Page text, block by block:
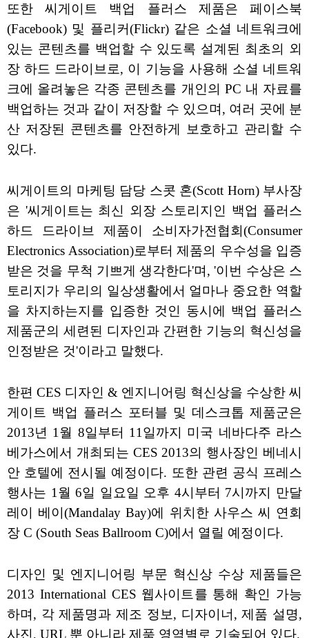
또한 씨게이트 백업 플러스 제품은 페이스북
(Facebook) 및 플리커(Flickr) 같은 소셜 네트워크에
있는 콘텐츠를 백업할 수 있도록 설계된 최초의 외
장 하드 드라이브로, 이 기능을 사용해 소셜 네트워
크에 올려놓은 각종 콘텐츠를 개인의 PC 내 자료를
백업하는 것과 같이 저장할 수 있으며, 여러 곳에 분
산 저장된 콘텐츠를 안전하게 보호하고 관리할 수
있다.
씨게이트의 마케팅 담당 스콧 혼(Scott Horn) 부사장
은 '씨게이트는 최신 외장 스토리지인 백업 플러스
하드 드라이브 제품이 소비자가전협회(Consumer
Electronics Association)로부터 제품의 우수성을 입증
받은 것을 무척 기쁘게 생각한다'며, '이번 수상은 스
토리지가 우리의 일상생활에서 얼마나 중요한 역할
을 차지하는지를 입증한 것인 동시에 백업 플러스
제품군의 세련된 디자인과 간편한 기능의 혁신성을
인정받은 것'이라고 말했다.
한편 CES 디자인 & 엔지니어링 혁신상을 수상한 씨
게이트 백업 플러스 포터블 및 데스크톱 제품군은
2013년 1월 8일부터 11일까지 미국 네바다주 라스
베가스에서 개최되는 CES 2013의 행사장인 베네시
안 호텔에 전시될 예정이다. 또한 관련 공식 프레스
행사는 1월 6일 일요일 오후 4시부터 7시까지 만달
레이 베이(Mandalay Bay)에 위치한 사우스 씨 연회
장 C (South Seas Ballroom C)에서 열릴 예정이다.
디자인 및 엔지니어링 부문 혁신상 수상 제품들은
2013 International CES 웹사이트를 통해 확인 가능
하며, 각 제품명과 제조 정보, 디자이너, 제품 설명,
사진, URL 뿐 아니라 제품 영역별로 기술되어 있다.